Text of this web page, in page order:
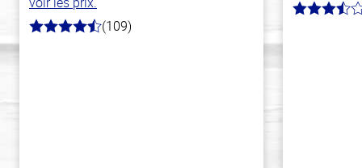
4.8
(109)
3.9